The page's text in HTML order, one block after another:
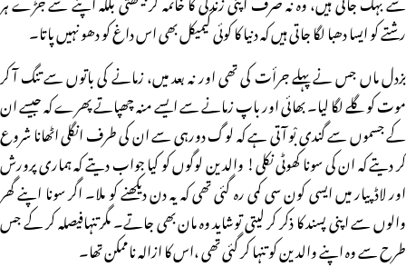
رشتے کو ایسا دھبا لگا جاتی ہیں کہ دنیا کا کوئی کیمیکل بھی اس داغ کو دھو نہیں پاتا۔
بزدل ماں جس نے پہلے جرأت کی تھی اور نہ بعد میں، زمانے کی باتوں سے تنگ آ کر
موت کو گلے لگا لیا۔ بھائی اور باپ زمانے سے ایسے منہ چھپاتے پھرے کہ جیسے ان
کے جسموں سے گندی بْو آتی ہے کہ لوگ دورہی سے ان کی طرف انگلی اٹھانا شروع
کر دیتے کہ ان کی سونا کھوٹی نکلی! والدین لوگوں کو کیا جواب دیتے کہ ہماری پرورش
اور لاڈ پیار میں ایسی کون سی کمی رہ گئی تھی کہ یہ دن دیکھنے کو ملا۔ اگر سونا اپنے گھر
والوں سے اپنی پسند کا ذکر کر لیتی توشاید وہ مان بھی جاتے۔ مگر تنہافیصلہ کر کے جس
طرح سے وہ اپنے والدین کو تنہا کر گئی تھی ،اس کا ازالہ ناممکن تھا۔